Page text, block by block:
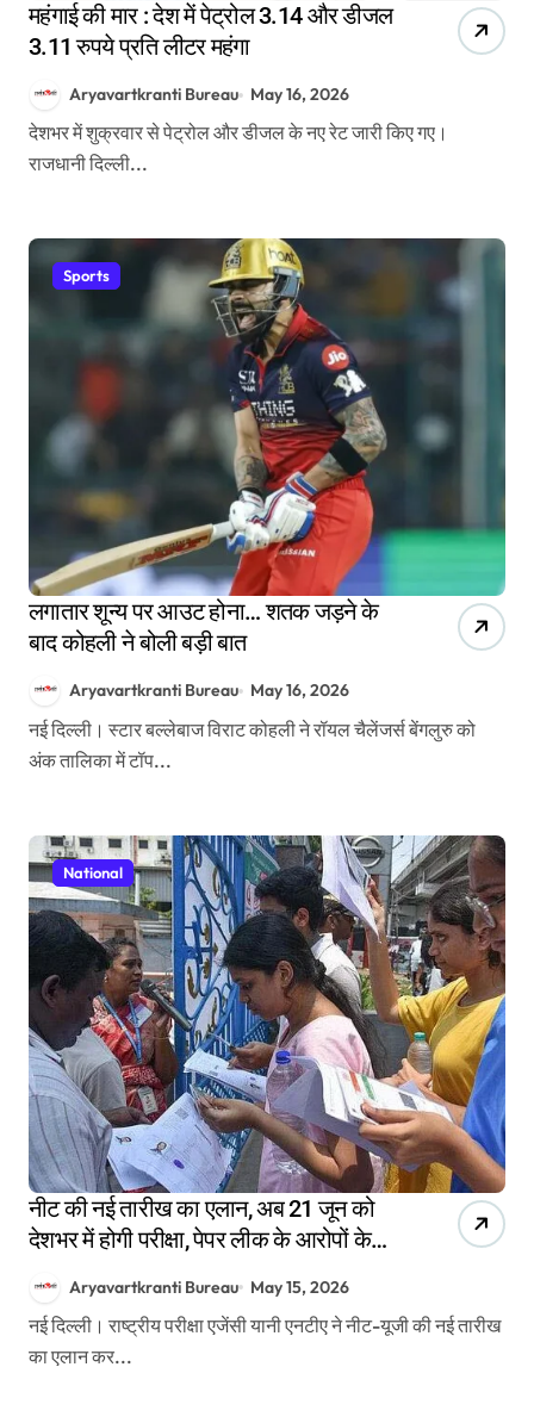
महंगाई की मार : देश में पेट्रोल 3.14 और डीजल
3.11 रुपये प्रति लीटर महंगा
Aryavartkranti Bureau May 16, 2026
देशभर में शुक्रवार से पेट्रोल और डीजल के नए रेट जारी किए गए।
राजधानी दिल्ली...
Sports
लगातार शून्य पर आउट होना… शतक जड़ने के
बाद कोहली ने बोली बड़ी बात
Aryavartkranti Bureau May 16, 2026
नई दिल्ली। स्टार बल्लेबाज विराट कोहली ने रॉयल चैलेंजर्स बेंगलुरु को
अंक तालिका में टॉप...
National
नीट की नई तारीख का एलान, अब 21 जून को
देशभर में होगी परीक्षा, पेपर लीक के आरोपों के
Aryavartkranti Bureau May 15, 2026
नई दिल्ली। राष्ट्रीय परीक्षा एजेंसी यानी एनटीए ने नीट-यूजी की नई तारीख
का एलान कर...